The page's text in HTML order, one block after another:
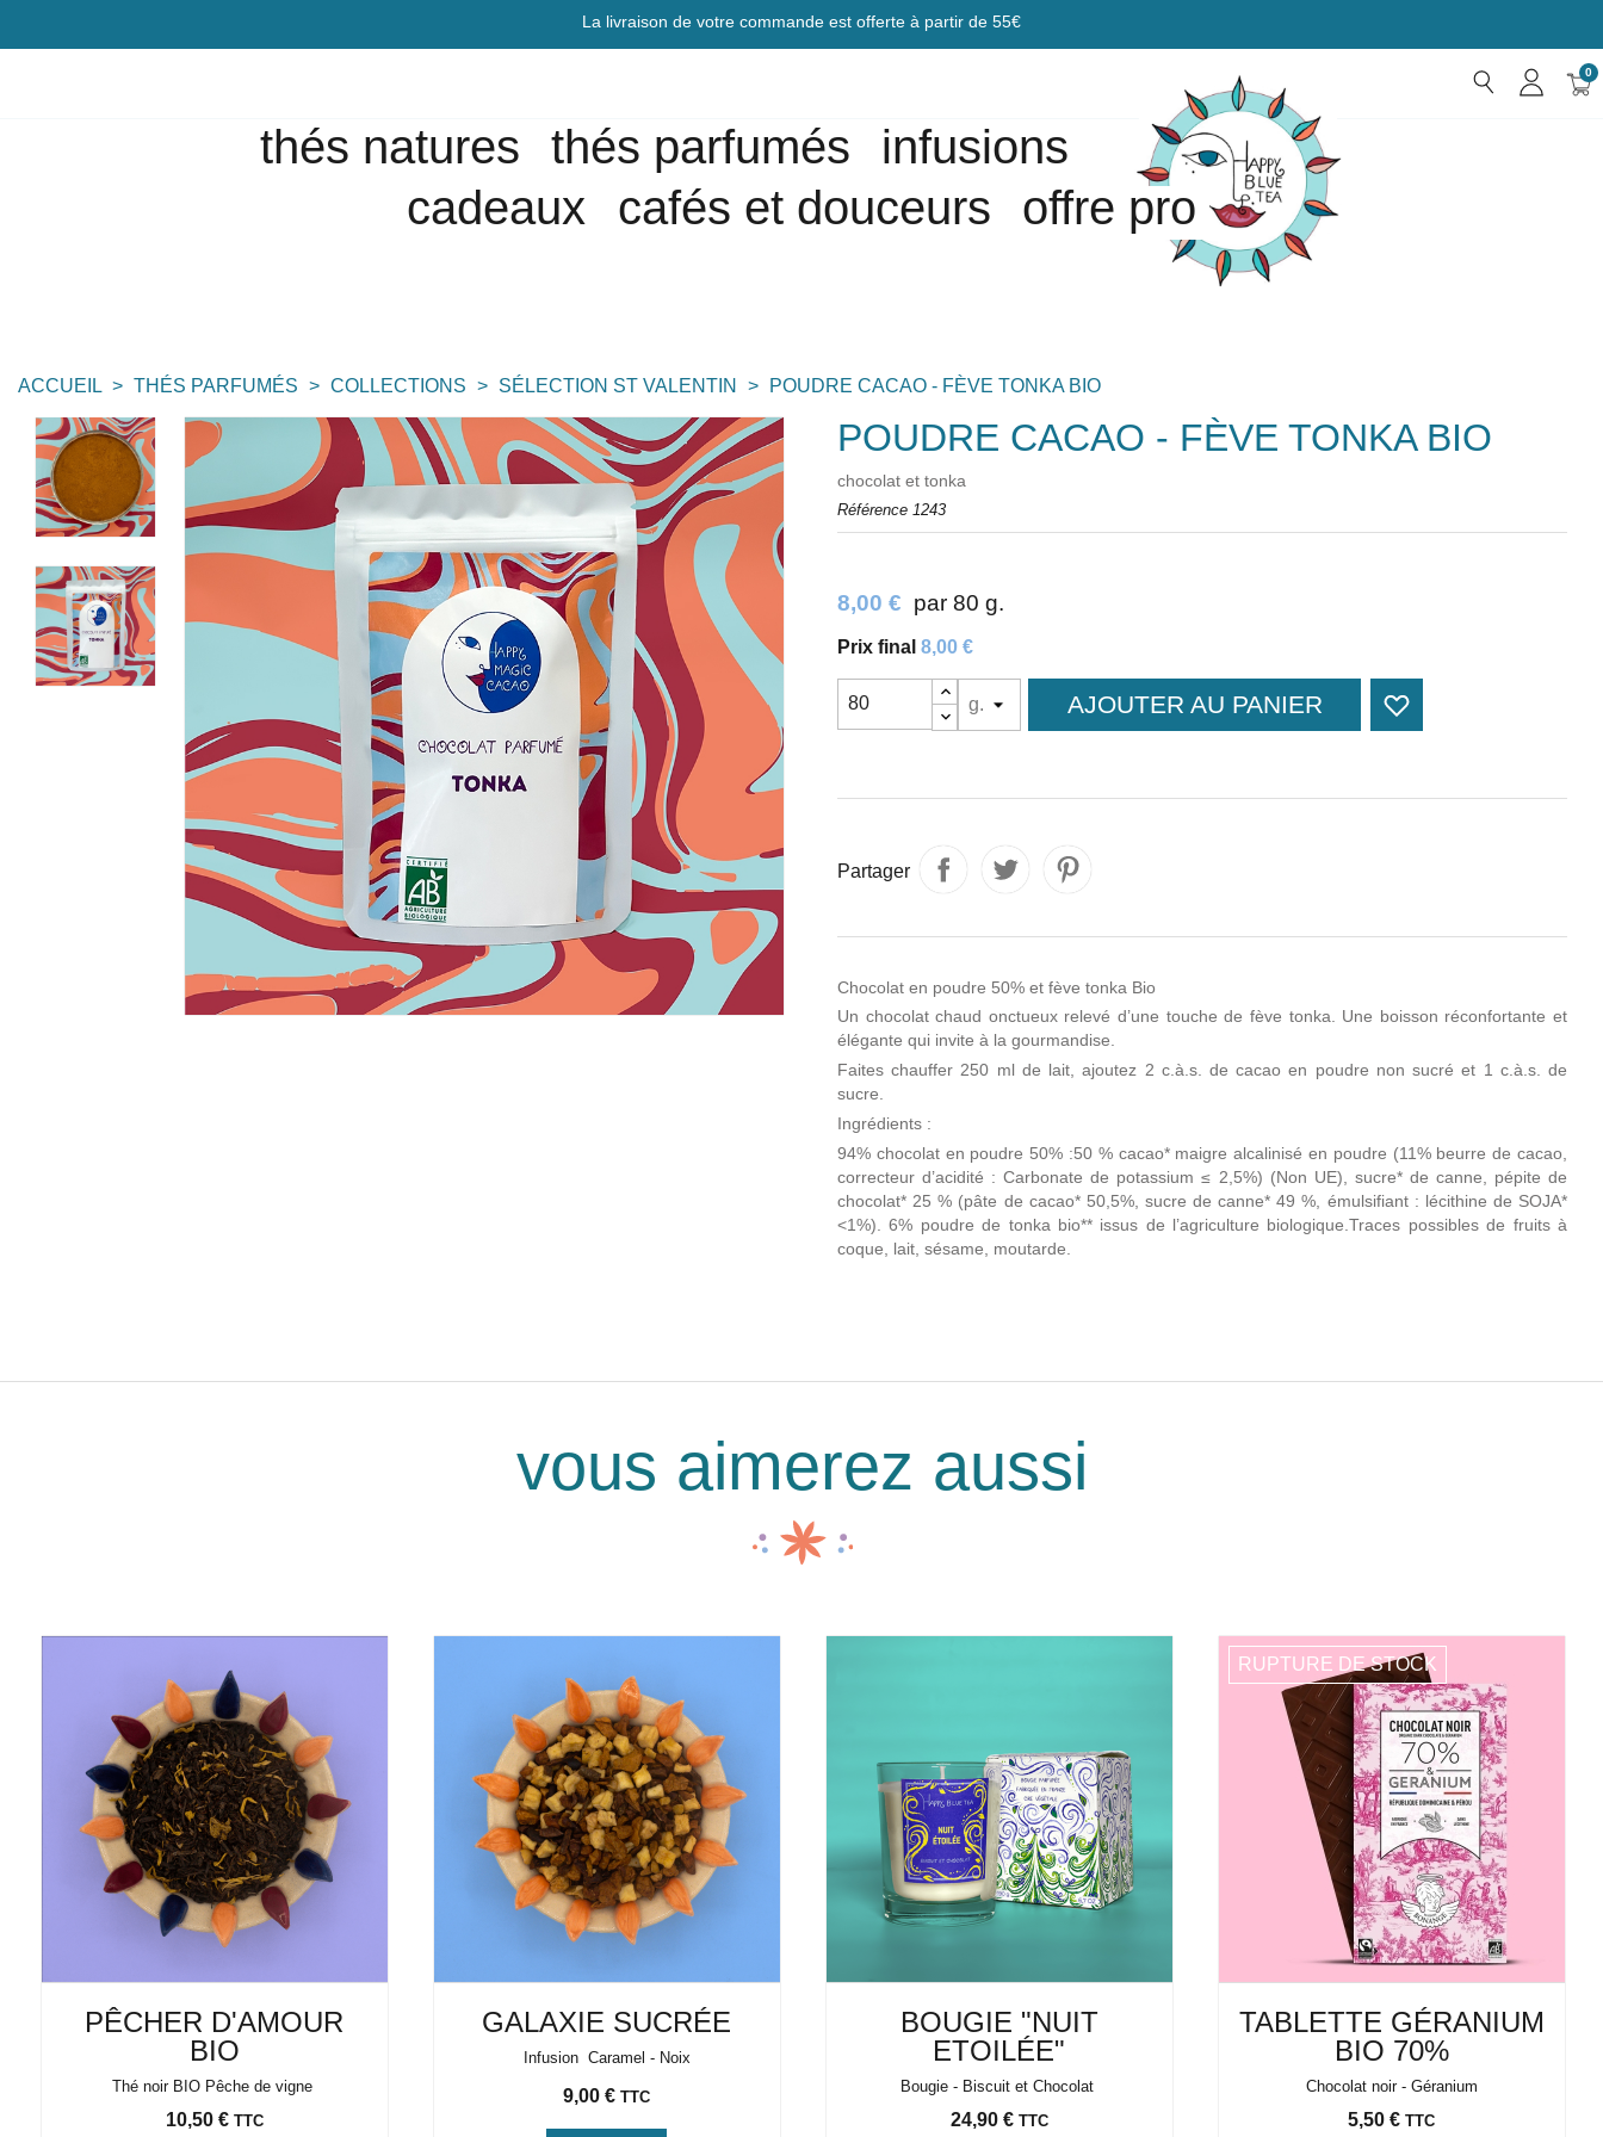
La livraison de votre commande est offerte à partir de 55€
0
thés natures thés parfumés
infusions
cadeaux
cafés et douceurs offre pro
ACCUEIL THÉS PARFUMÉS COLLECTIONS SÉLECTION ST VALENTIN POUDRE CACAO - FÈVE TONKA BIO
POUDRE CACAO - FÈVE TONKA BIO
chocolat et tonka
Référence 1243
8,00 € par 80 g.
Prix ​​final 8,00 €
AJOUTER AU PANIER
Partager
Chocolat en poudre 50% et fève tonka Bio
Un chocolat chaud onctueux relevé d’une touche de fève tonka. Une boisson réconfortante et
élégante qui invite à la gourmandise.
Faites chauffer 250 ml de lait, ajoutez 2 c.à.s. de cacao en poudre non sucré et 1 c.à.s. de
sucre.
Ingrédients :
94% chocolat en poudre 50% :50 % cacao* maigre alcalinisé en poudre (11% beurre de cacao,
correcteur d’acidité : Carbonate de potassium ≤ 2,5%) (Non UE), sucre* de canne, pépite de
chocolat* 25 % (pâte de cacao* 50,5%, sucre de canne* 49 %, émulsifiant : lécithine de SOJA*
<1%). 6% poudre de tonka bio** issus de l’agriculture biologique.Traces possibles de fruits à
coque, lait, sésame, moutarde.
vous aimerez aussi
PÊCHER D'AMOUR
BIO
Thé noir BIO Pêche de vigne
Prix
10,50 € TTC
GALAXIE SUCRÉE
Infusion Caramel - Noix
Prix
9,00 € TTC
BOUGIE "NUIT
ETOILÉE"
Bougie - Biscuit et Chocolat
Prix
24,90 € TTC
TABLETTE GÉRANIUM
BIO 70%
Chocolat noir - Géranium
Prix
5,50 € TTC
RUPTURE DE STOCK